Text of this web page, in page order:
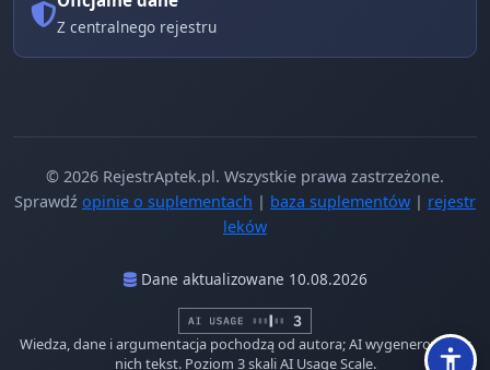
Z centralnego rejestru
© 2026 RejestrAptek.pl. Wszystkie prawa zastrzeżone.
Sprawdź opinie o suplementach | baza suplementów | rejestr
leków
Dane aktualizowane 10.08.2026
Wiedza, dane i argumentacja pochodzą od autora; AI wygenerowało z
nich tekst. Poziom 3 skali AI Usage Scale.